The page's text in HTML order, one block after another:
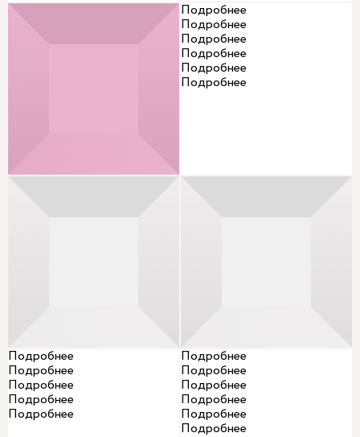
Подробнее
Подробнее
Подробнее
Подробнее
Подробнее
Подробнее
Подробнее
Подробнее
Подробнее
Подробнее
Подробнее
Подробнее
Подробнее
Подробнее
Подробнее
Подробнее
Подробнее